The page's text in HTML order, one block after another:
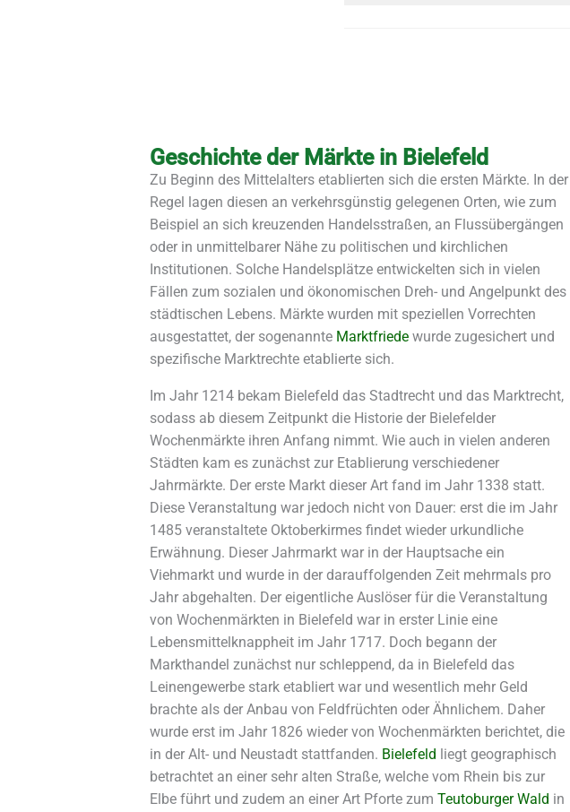
Geschichte der Märkte in Bielefeld
Zu Beginn des Mittelalters etablierten sich die ersten Märkte. In der
Regel lagen diesen an verkehrsgünstig gelegenen Orten, wie zum
Beispiel an sich kreuzenden Handelsstraßen, an Flussübergängen
oder in unmittelbarer Nähe zu politischen und kirchlichen
Institutionen. Solche Handelsplätze entwickelten sich in vielen
Fällen zum sozialen und ökonomischen Dreh- und Angelpunkt des
städtischen Lebens. Märkte wurden mit speziellen Vorrechten
ausgestattet, der sogenannte Marktfriedewurde zugesichert und
spezifische Marktrechte etablierte sich.
Im Jahr 1214 bekam Bielefeld das Stadtrecht und das Marktrecht,
sodass ab diesem Zeitpunkt die Historie der Bielefelder
Wochenmärkte ihren Anfang nimmt. Wie auch in vielen anderen
Städten kam es zunächst zur Etablierung verschiedener
Jahrmärkte. Der erste Markt dieser Art fand im Jahr 1338 statt.
Diese Veranstaltung war jedoch nicht von Dauer: erst die im Jahr
1485 veranstaltete Oktoberkirmes findet wieder urkundliche
Erwähnung. Dieser Jahrmarkt war in der Hauptsache ein
Viehmarkt und wurde in der darauffolgenden Zeit mehrmals pro
Jahr abgehalten. Der eigentliche Auslöser für die Veranstaltung
von Wochenmärkten in Bielefeld war in erster Linie eine
Lebensmittelknappheit im Jahr 1717. Doch begann der
Markthandel zunächst nur schleppend, da in Bielefeld das
Leinengewerbe stark etabliert war und wesentlich mehr Geld
brachte als der Anbau von Feldfrüchten oder Ähnlichem. Daher
wurde erst im Jahr 1826 wieder von Wochenmärkten berichtet, die
in der Alt- und Neustadt stattfanden. Bielefeld liegt geographisch
betrachtet an einer sehr alten Straße, welche vom Rhein bis zur
Elbe führt und zudem an einer Art Pforte zum Teutoburger Wald in